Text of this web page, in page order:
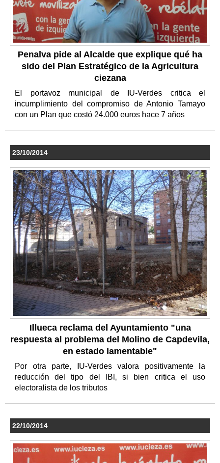
Penalva pide al Alcalde que explique qué ha
sido del Plan Estratégico de la Agricultura
ciezana
El portavoz municipal de IU-Verdes critica el
incumplimiento del compromiso de Antonio Tamayo
con un Plan que costó 24.000 euros hace 7 años
23/10/2014
Illueca reclama del Ayuntamiento "una
respuesta al problema del Molino de Capdevila,
en estado lamentable"
Por otra parte, IU-Verdes valora positivamente la
reducción del tipo del IBI, si bien critica el uso
electoralista de los tributos
22/10/2014